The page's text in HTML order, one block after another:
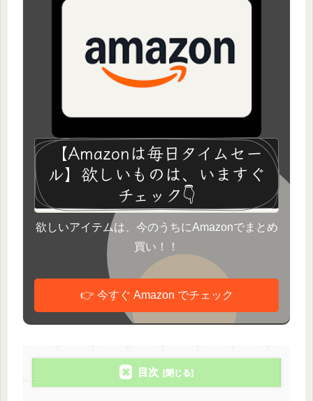
【Amazonは毎日タイムセー
ル】欲しいものは、いますぐ
チェック👇
欲しいアイテムは、今のうちにAmazonでまとめ
買い！！
👉 今すぐ Amazon でチェック
目次